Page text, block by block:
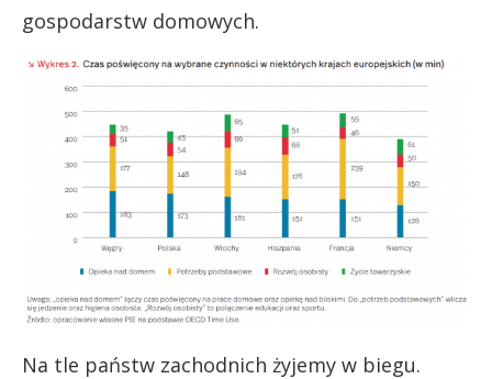
gospodarstw domowych.
Na tle państw zachodnich żyjemy w biegu.